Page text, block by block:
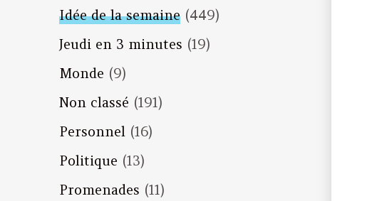
Idée de la semaine(449)
Jeudi en 3 minutes (19)
Monde (9)
Non classé (191)
Personnel (16)
Politique (13)
Promenades (11)